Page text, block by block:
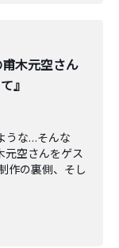
木元空さん
』
うな…そんな
元空さんをゲス
作の裏側、そし